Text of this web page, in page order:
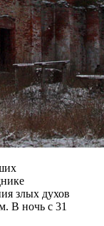
злых духов
В ночь с 31